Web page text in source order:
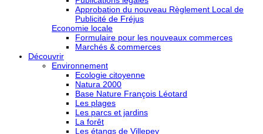
Approbation du nouveau Règlement Local de
Publicité de Fréjus
Economie locale
Formulaire pour les nouveaux commerces
Marchés & commerces
Découvrir
Environnement
Ecologie citoyenne
Natura 2000
Base Nature François Léotard
Les plages
Les parcs et jardins
La forêt
Les étangs de Villepey